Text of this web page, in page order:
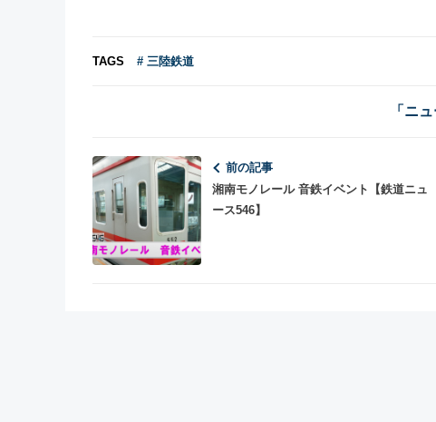
TAGS # 三陸鉄道
「ニ
前の記事
湘南モノレール 音鉄イベント【鉄道ニュ
ース546】